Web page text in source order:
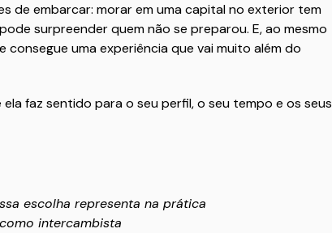
de embarcar: morar em uma capital no exterior tem
surpreender quem não se preparou. E, ao mesmo
uma experiência que vai muito além do
faz sentido para o seu perfil, o seu tempo e os seus
escolha representa na prática
intercambista